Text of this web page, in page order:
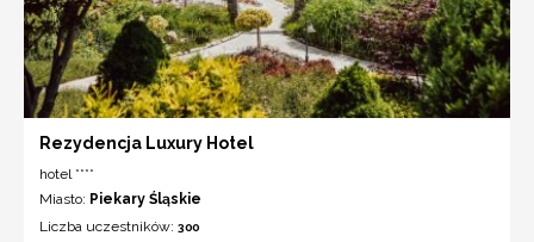
Rezydencja Luxury Hotel
hotel ****
Miasto: Piekary Śląskie
Liczba uczestników: 300